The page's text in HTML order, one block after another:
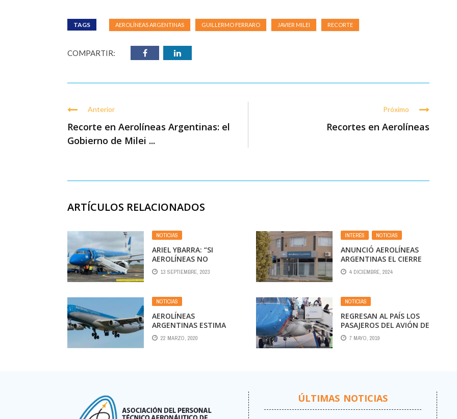
TAGS AEROLÍNEAS ARGENTINAS GUILLERMO FERRARO JAVIER MILEI RECORTE
COMPARTIR:
Anterior
Recorte en Aerolíneas Argentinas: el
Gobierno de Milei ...
Próximo
Recortes en Aerolíneas
ARTÍCULOS RELACIONADOS
NOTICIAS
ARIEL YBARRA: “SI
AEROLÍNEAS NO
EXISTIERA, SERÍAN
DECENAS LOS DESTINOS
QUEDARÍAN
INCOMUNICADOS”
13 SEPTIEMBRE, 2023
INTERÉS NOTICIAS
ANUNCIÓ AEROLÍNEAS
ARGENTINAS EL CIERRE
DE VARIAS OFICINAS EN
EL INTERIOR, EN
PATAGONIA
4 DICIEMBRE, 2024
NOTICIAS
AEROLÍNEAS
ARGENTINAS ESTIMA
REPATRIAR A 12 MIL
ARGENTINOS POR EL
22 MARZO, 2020
NOTICIAS
REGRESAN AL PAÍS LOS
PASAJEROS DEL AVIÓN DE
AEROLÍNEAS ALCANZADO
POR UN RAYO
7 MAYO, 2019
ÚLTIMAS NOTICIAS